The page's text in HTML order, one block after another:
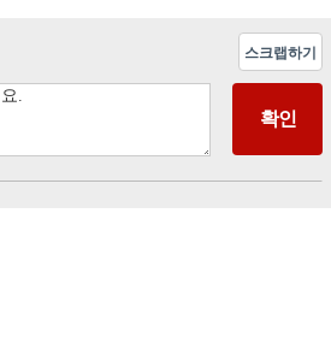
스크랩하기